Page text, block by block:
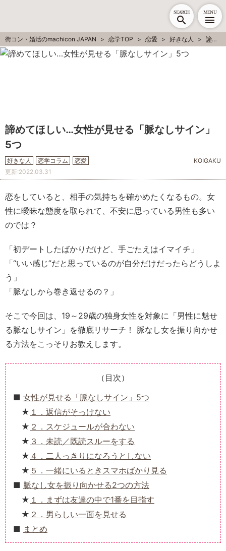
SEARCH MENU
街コン・婚活のmachicon JAPAN 恋学TOP 恋愛 好きな人 諦めてほしい…女性が見せる「脈なしサイン」5つ
諦めてほしい…女性が見せる「脈なしサイン」
5つ
好きな人 恋学コラム 恋愛
KOIGAKU
更新:2022.03.31
恋をしていると、相手の気持ちを確かめたくなるもの。女
性に曖昧な態度を取られて、不安に思っている男性も多い
のでは？
「初デートしたばかりだけど、手ごたえはイマイチ」
「“いい感じ”だと思っているのが自分だけだったらどうしよ
う」
「脈なしから巻き返せるの？」
そこで今回は、19～29歳の独身女性を対象に「男性に魅せ
る脈なしサイン」を徹底リサーチ！ 脈なし女を振り向かせ
る方法をこっそりお教えします。
（目次）
女性が見せる「脈なしサイン」5つ
１．返信がそっけない
２．スケジュールが合わない
３．未読／既読スルーをする
４．二人っきりになろうとしない
５．一緒にいるときスマホばかり見る
脈なし女を振り向かせる2つの方法
１．まずは友達の中で1番を目指す
２．男らしい一面を見せる
まとめ